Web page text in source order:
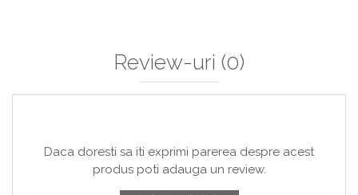
Review-uri (0)
Daca doresti sa iti exprimi parerea despre acest
produs poti adauga un review.